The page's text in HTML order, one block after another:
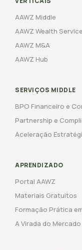
AAWZ Middle
AAWZ Wealth
AAWZ M&A
AAWZ Hub
SERVIÇOS MIDDLE
BPO Financeiro e
Partnership e
Aceleração
APRENDIZADO
Portal AAWZ
Materiais Gratuitos
Formação Prática
A Virada do